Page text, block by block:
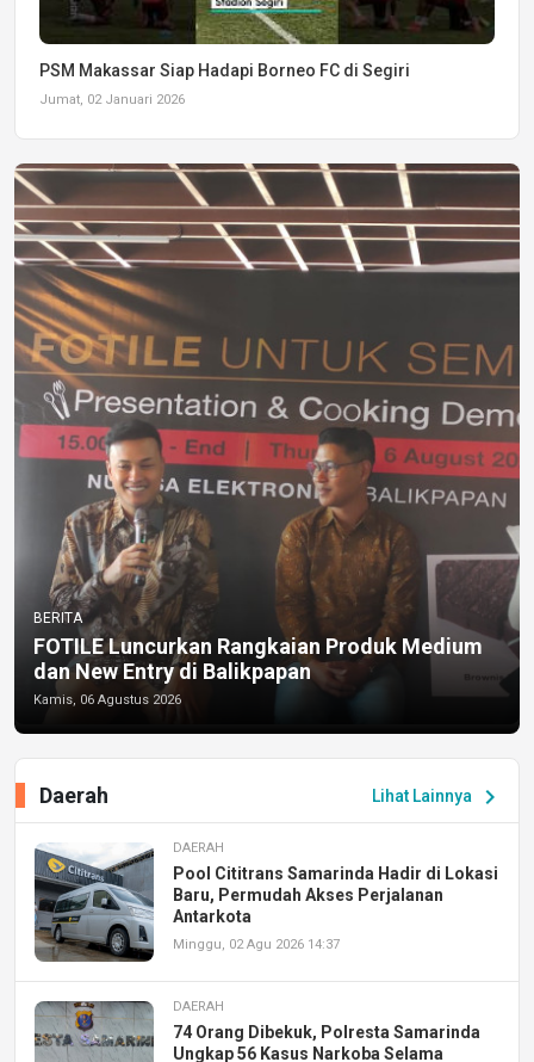
PSM Makassar Siap Hadapi Borneo FC di Segiri
Jumat, 02 Januari 2026
BERITA
FOTILE Luncurkan Rangkaian Produk Medium
dan New Entry di Balikpapan
Kamis, 06 Agustus 2026
Lihat Lainnya chevron_right
Daerah
DAERAH
Pool Cititrans Samarinda Hadir di Lokasi
Baru, Permudah Akses Perjalanan
Antarkota
Minggu, 02 Agu 2026 14:37
DAERAH
74 Orang Dibekuk, Polresta Samarinda
Ungkap 56 Kasus Narkoba Selama